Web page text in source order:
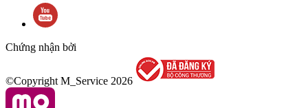
Chứng nhận bởi
©Copyright M_Service 2026